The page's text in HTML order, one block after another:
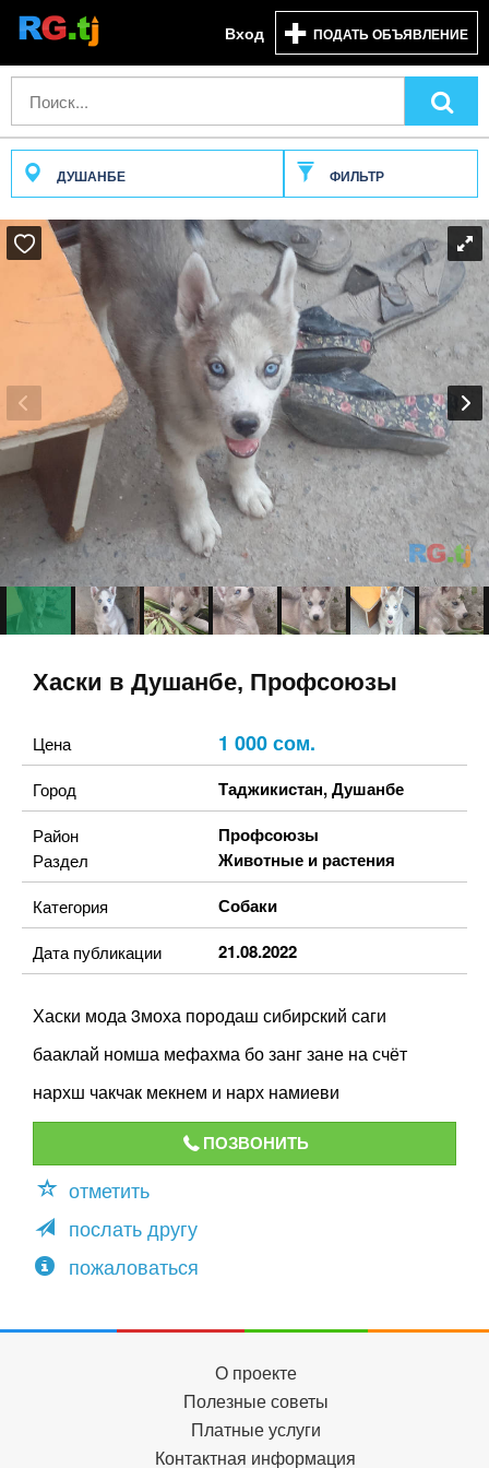
Вход ПОДАТЬ ОБЪЯВЛЕНИЕ
ДУШАНБЕ ФИЛЬТР
Хаски в Душанбе, Профсоюзы
Цена 1 000 сом.
Город Таджикистан,Душанбе
Район Профсоюзы
Раздел Животные и растения
Категория Собаки
Дата публикации 21.08.2022
Хаски мода 3моха породаш сибирский саги
бааклай номша мефахма бо занг зане на счёт
нархш чакчак мекнем и нарх намиеви
ПОЗВОНИТЬ
отметить
послать другу
пожаловаться
О проекте
Полезные советы
Платные услуги
Контактная информация